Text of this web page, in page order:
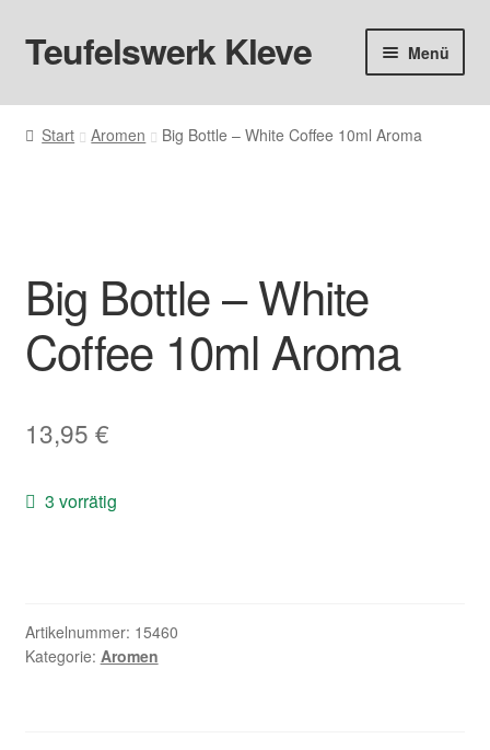
Zur
Navigation
Zum
Inhalt
Teufelswerk Kleve Menü
Startseite
Liquids
Big Puff
Basen & Nikotin
Zubehör
Kontaktformular
Start Aromen Big Bottle – White Coffee 10ml Aroma
Big Bottle – White
Coffee 10ml Aroma
13,95 €
3 vorrätig
Artikelnummer: 15460
Kategorie: Aromen